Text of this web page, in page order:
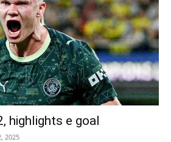
highlights e goal
2025